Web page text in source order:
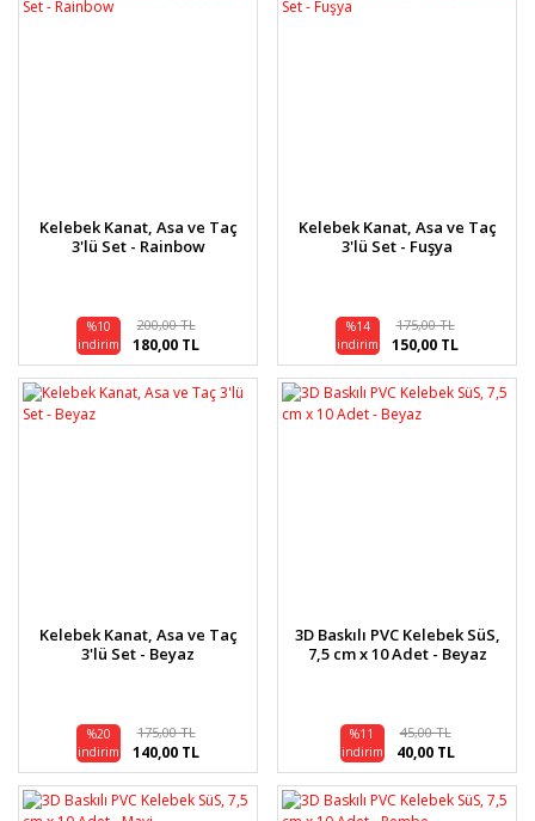
Kelebek Kanat, Asa ve Taç
3'lü Set - Rainbow
%10
indirim
200,00 TL
180,00 TL
Kelebek Kanat, Asa ve Taç
3'lü Set - Fuşya
%14
indirim
175,00 TL
150,00 TL
Kelebek Kanat, Asa ve Taç
3'lü Set - Beyaz
%20
indirim
175,00 TL
140,00 TL
3D Baskılı PVC Kelebek SüS,
7,5 cm x 10 Adet - Beyaz
%11
indirim
45,00 TL
40,00 TL